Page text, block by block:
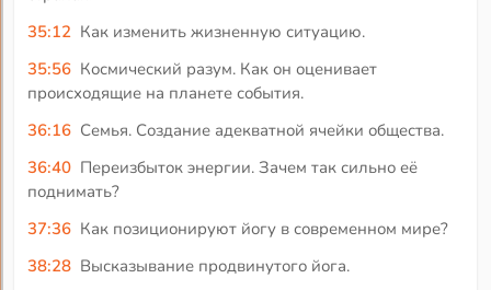
35:12 Как изменить жизненную ситуацию.
35:56 Космический разум. Как он оценивает
происходящие на планете события.
36:16 Семья. Создание адекватной ячейки общества.
36:40 Переизбыток энергии. Зачем так сильно её
поднимать?
37:36 Как позиционируют йогу в современном мире?
38:28 Высказывание продвинутого йога.